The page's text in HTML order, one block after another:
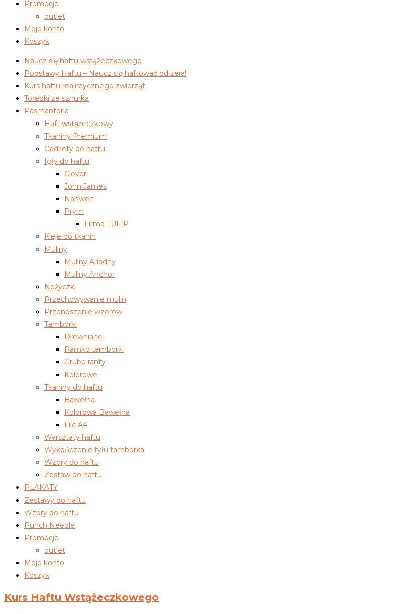
Promocje
outlet
Moje konto
Koszyk
Naucz się haftu wstążeczkowego
Podstawy Haftu – Naucz się haftować od zera!
Kurs haftu realistycznego zwierząt
Torebki ze sznurka
Pasmanteria
Haft wstążeczkowy
Tkaniny Premium
Gadżety do haftu
Igły do haftu
Clover
John James
Nahwelt
Prym
Firma TULIP
Kleje do tkanin
Muliny
Muliny Ariadny
Muliny Anchor
Nożyczki
Przechowywanie mulin
Przenoszenie wzorów
Tamborki
Drewniane
Ramko tamborki
Grube ranty
Kolorowe
Tkaniny do haftu
Bawełna
Kolorowa Bawełna
Filc A4
Warsztaty haftu
Wykończenie tyłu tamborka
Wzory do haftu
Zestaw do haftu
PLAKATY
Zestawy do haftu
Wzory do haftu
Punch Needle
Promocje
outlet
Moje konto
Koszyk
Kurs Haftu Wstążeczkowego